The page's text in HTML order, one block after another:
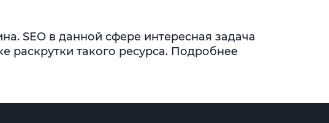
SEO в данной сфере интересная задача
такого ресурса. Подробнее